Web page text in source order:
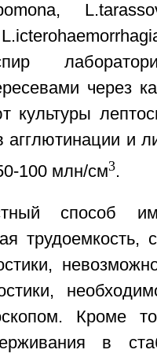
через
культуры
агглютинации и
100 млн/см3.
способ
трудоемкость,
Кроме
в